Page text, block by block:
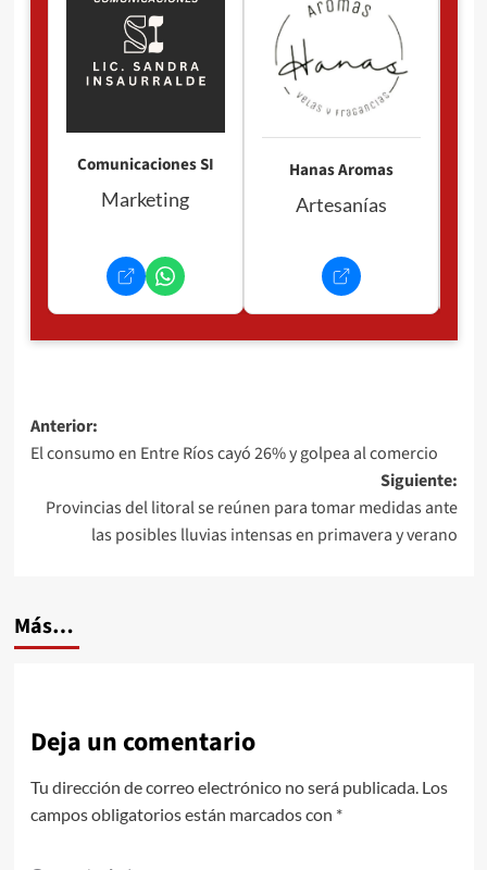
Comunicaciones SI
Marketing
Hanas Aromas
Artesanías
Navegación
de
entradas
Anterior:
El consumo en Entre Ríos cayó 26% y golpea al comercio
Siguiente:
Provincias del litoral se reúnen para tomar medidas ante
las posibles lluvias intensas en primavera y verano
Más…
Deja un comentario
Tu dirección de correo electrónico no será publicada. Los
campos obligatorios están marcados con *